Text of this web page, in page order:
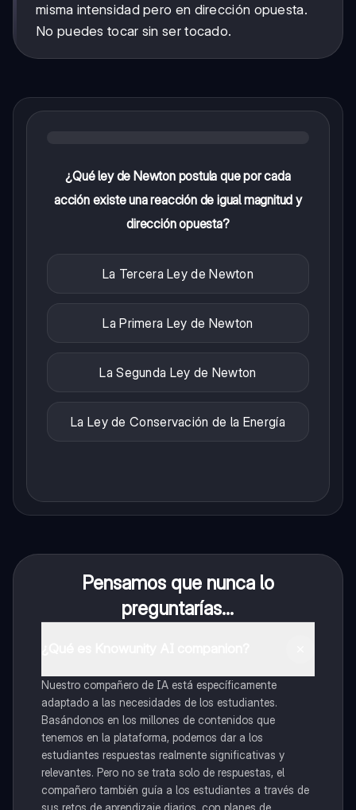
misma intensidad pero en dirección opuesta.
No puedes tocar sin ser tocado.
¿Qué ley de Newton postula que por cada
acción existe una reacción de igual magnitud y
dirección opuesta?
La Tercera Ley de Newton
La Primera Ley de Newton
La Segunda Ley de Newton
La Ley de Conservación de la Energía
Pensamos que nunca lo
preguntarías...
Nuestro compañero de IA está específicamente
adaptado a las necesidades de los estudiantes.
Basándonos en los millones de contenidos que
tenemos en la plataforma, podemos dar a los
estudiantes respuestas realmente significativas y
relevantes. Pero no se trata solo de respuestas, el
compañero también guía a los estudiantes a través de
sus retos de aprendizaje diarios, con planes de